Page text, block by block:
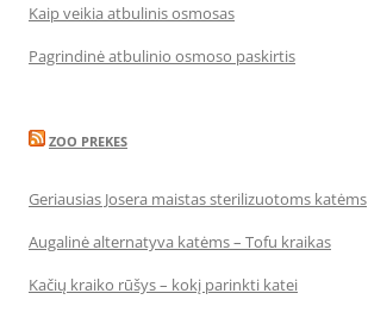
Kaip veikia atbulinis osmosas
Pagrindinė atbulinio osmoso paskirtis
ZOO PREKES
Geriausias Josera maistas sterilizuotoms katėms
Augalinė alternatyva katėms – Tofu kraikas
Kačių kraiko rūšys – kokį parinkti katei